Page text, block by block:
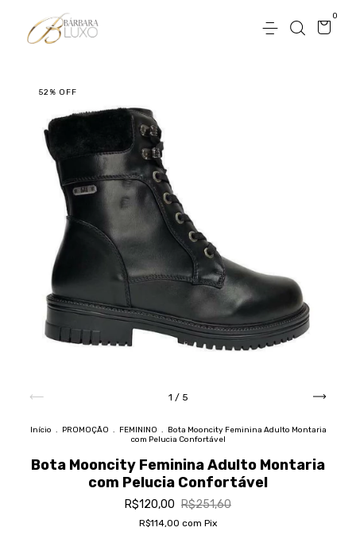
0
52% OFF
1 / 5
Início . PROMOÇÃO . FEMININO . Bota Mooncity Feminina Adulto Montaria
com Pelucia Confortável
Bota Mooncity Feminina Adulto Montaria
com Pelucia Confortável
R$120,00 R$251,60
R$114,00 com Pix